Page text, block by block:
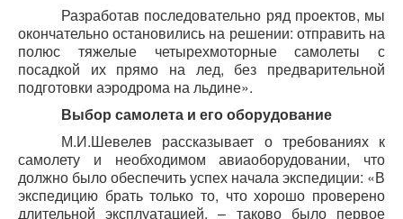
Разработав последовательно ряд проектов, мы
окончательно остановились на решении: отправить на
полюс тяжелые четырехмоторные самолеты с
посадкой их прямо на лед, без предварительной
подготовки аэродрома на льдине».
Выбор самолета и его оборудование
М.И.Шевелев рассказывает о требованиях к
самолету и необходимом авиаоборудовании, что
должно было обеспечить успех начала экспедиции: «В
экспедицию брать только то, что хорошо проверено
длительной эксплуатацией, – таково было первое